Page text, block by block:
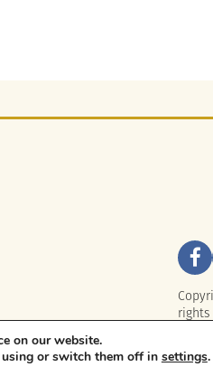
on our website.
or switch them off in settings.